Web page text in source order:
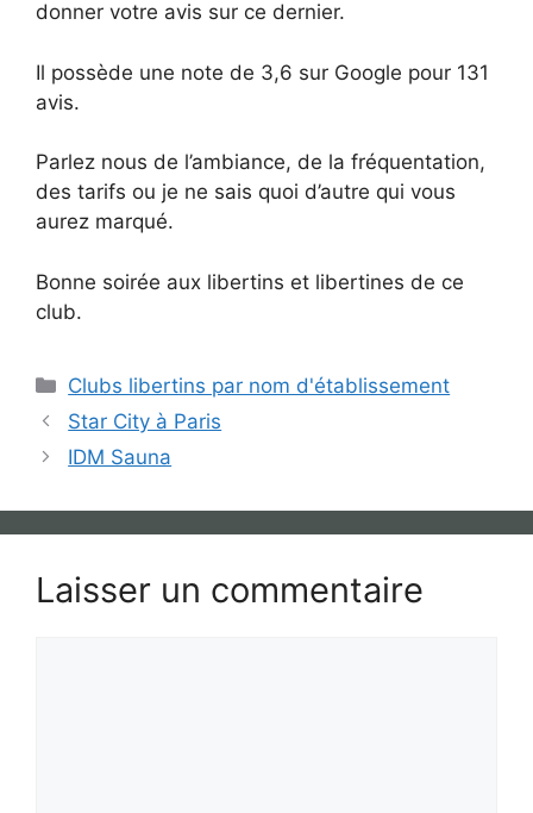
donner votre avis sur ce dernier.
Il possède une note de 3,6 sur Google pour 131
avis.
Parlez nous de l’ambiance, de la fréquentation,
des tarifs ou je ne sais quoi d’autre qui vous
aurez marqué.
Bonne soirée aux libertins et libertines de ce
club.
Catégories
Clubs libertins par nom d'établissement
Star City à Paris
IDM Sauna
Laisser un commentaire